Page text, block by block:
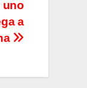
uno
a